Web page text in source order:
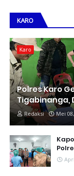
KARO
Karo
Polres Karo
Tigabinanga,
Redaksi Mei